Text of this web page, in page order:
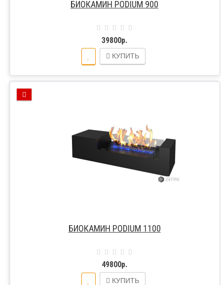
БИОКАМИН PODIUM 900
39800р.
КУПИТЬ
БИОКАМИН PODIUM 1100
49800р.
КУПИТЬ